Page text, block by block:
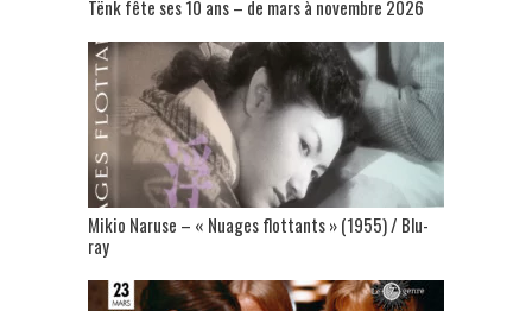
Tënk fête ses 10 ans – de mars à novembre 2026
Mikio Naruse – « Nuages flottants » (1955) / Blu-
ray